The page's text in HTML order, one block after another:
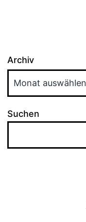
Archiv
Suchen